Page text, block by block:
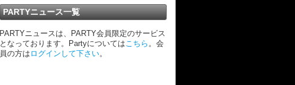
PARTYニュース一覧
PARTYニュースは、PARTY会員限定のサービス
となっております。Partyについてはこちら 。会
員の方は ログインして下さい。